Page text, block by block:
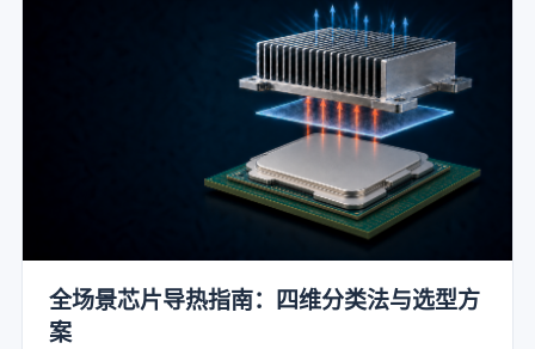
全场景芯片导热指南：四维分类法与选型方
案